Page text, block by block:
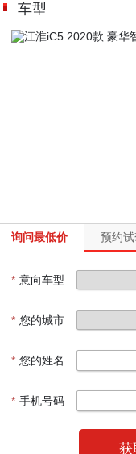
车型
询问最低价 预约
* 意向车型
* 您的城市
* 您的姓名
* 手机号码
获